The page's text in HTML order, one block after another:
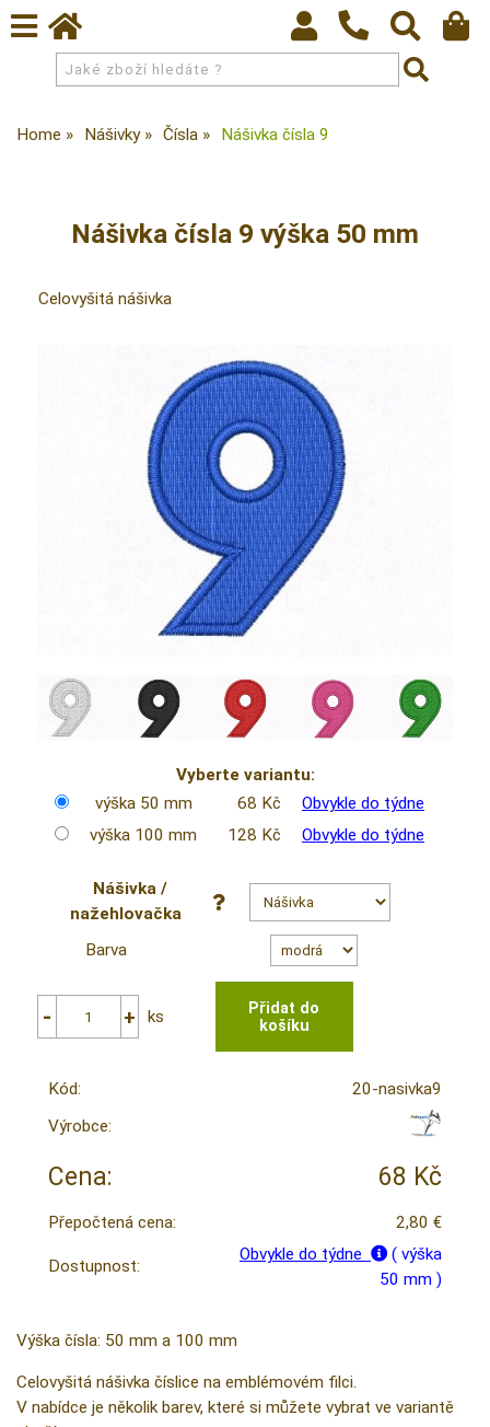
Home Nášivky Čísla Nášivka čísla 9
Nášivka čísla 9 výška 50 mm
Celovyšitá nášivka
Vyberte variantu:
výška 50 mm
68 Kč
Obvykle do týdne
výška 100 mm
128 Kč Obvykle do týdne
Nášivka /
nažehlovačka
Barva
ks
Kód:
20-nasivka9
Výrobce:
Cena: 68 Kč
Přepočtená cena: 2,80 €
Dostupnost:
Obvykle do týdne
( výška
50 mm )
Výška čísla: 50 mm a 100 mm
Celovyšitá nášivka číslice na emblémovém filci.
V nabídce je několik barev, které si můžete vybrat ve variantě